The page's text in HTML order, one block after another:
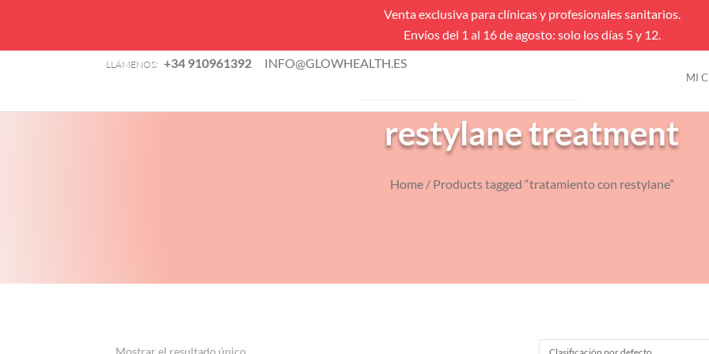
Venta exclusiva para clínicas y profesionales sanitarios.
Envíos del 1 al 16 de agosto: solo los días 5 y 12.
LLÁMENOS: +34 910961392 INFO@GLOWHEALTH.ES
MI
Búsqueda
VENTAS FLASH
restylane treatment
Home/ Products tagged “tratamiento con restylane”
Mostrar el resultado único